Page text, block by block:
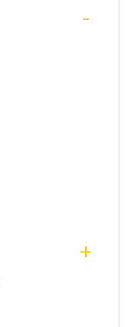
-
+